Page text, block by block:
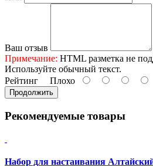
Ваш отзыв
Примечание: HTML разметка не
Используйте обычный текст.
Рейтинг Плохо
Продолжить
Рекомендуемые товары
Набор для настаивания